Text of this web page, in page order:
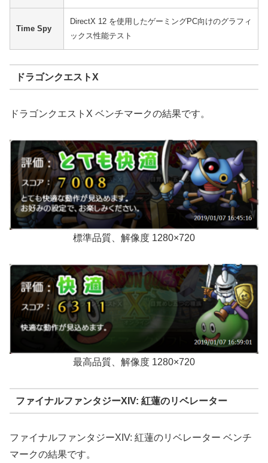
Time Spy
DirectX 12 を使用したゲーミングPC向けのグラフィ
ックス性能テスト
ドラゴンクエストX
ドラゴンクエストX ベンチマークの結果です。
標準品質、解像度 1280×720
最高品質、解像度 1280×720
ファイナルファンタジーXIV: 紅蓮のリベレーター
ファイナルファンタジーXIV: 紅蓮のリベレーター ベンチ
マークの結果です。